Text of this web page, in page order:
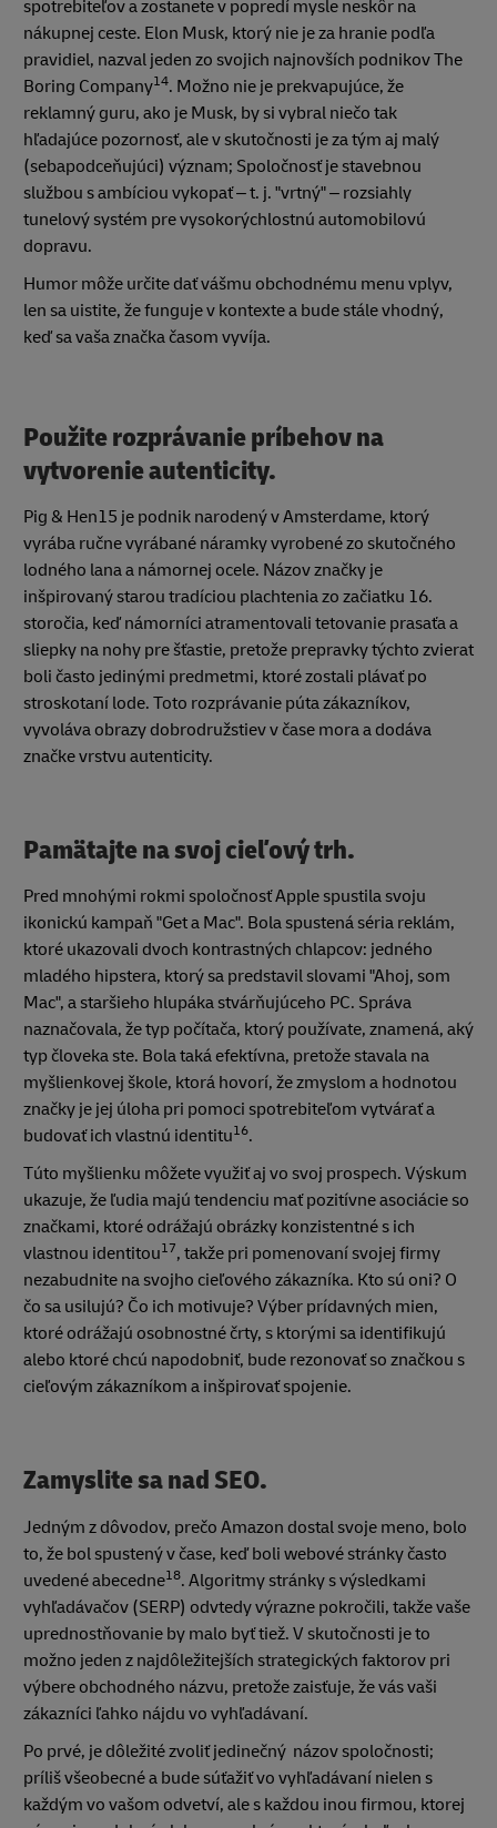
spotrebiteľov a zostanete v popredí mysle neskôr na
nákupnej ceste. Elon Musk, ktorý nie je za hranie podľa
pravidiel, nazval jeden zo svojich najnovších podnikov The
Boring Company14. Možno nie je prekvapujúce, že
reklamný guru, ako je Musk, by si vybral niečo tak
hľadajúce pozornosť, ale v skutočnosti je za tým aj malý
(sebapodceňujúci) význam; Spoločnosť je stavebnou
službou s ambíciou vykopať – t. j. "vrtný" – rozsiahly
tunelový systém pre vysokorýchlostnú automobilovú
dopravu.
Humor môže určite dať vášmu obchodnému menu vplyv,
len sa uistite, že funguje v kontexte a bude stále vhodný,
keď sa vaša značka časom vyvíja.
Použite rozprávanie príbehov na
vytvorenie autenticity.
Pig & Hen15 je podnik narodený v Amsterdame, ktorý
vyrába ručne vyrábané náramky vyrobené zo skutočného
lodného lana a námornej ocele. Názov značky je
inšpirovaný starou tradíciou plachtenia zo začiatku 16.
storočia, keď námorníci atramentovali tetovanie prasaťa a
sliepky na nohy pre šťastie, pretože prepravky týchto zvierat
boli často jedinými predmetmi, ktoré zostali plávať po
stroskotaní lode. Toto rozprávanie púta zákazníkov,
vyvoláva obrazy dobrodružstiev v čase mora a dodáva
značke vrstvu autenticity.
Pamätajte na svoj cieľový trh.
Pred mnohými rokmi spoločnosť Apple spustila svoju
ikonickú kampaň "Get a Mac". Bola spustená séria reklám,
ktoré ukazovali dvoch kontrastných chlapcov: jedného
mladého hipstera, ktorý sa predstavil slovami "Ahoj, som
Mac", a staršieho hlupáka stvárňujúceho PC. Správa
naznačovala, že typ počítača, ktorý používate, znamená, aký
typ človeka ste. Bola taká efektívna, pretože stavala na
myšlienkovej škole, ktorá hovorí, že zmyslom a hodnotou
značky je jej úloha pri pomoci spotrebiteľom vytvárať a
budovať ich vlastnú identitu16.
Túto myšlienku môžete využiť aj vo svoj prospech. Výskum
ukazuje, že ľudia majú tendenciu mať pozitívne asociácie so
značkami, ktoré odrážajú obrázky konzistentné s ich
vlastnou identitou17, takže pri pomenovaní svojej firmy
nezabudnite na svojho cieľového zákazníka. Kto sú oni? O
čo sa usilujú? Čo ich motivuje? Výber prídavných mien,
ktoré odrážajú osobnostné črty, s ktorými sa identifikujú
alebo ktoré chcú napodobniť, bude rezonovať so značkou s
cieľovým zákazníkom a inšpirovať spojenie.
Zamyslite sa nad SEO.
Jedným z dôvodov, prečo Amazon dostal svoje meno, bolo
to, že bol spustený v čase, keď boli webové stránky často
uvedené abecedne18. Algoritmy stránky s výsledkami
vyhľadávačov (SERP) odvtedy výrazne pokročili, takže vaše
uprednostňovanie by malo byť tiež. V skutočnosti je to
možno jeden z najdôležitejších strategických faktorov pri
výbere obchodného názvu, pretože zaisťuje, že vás vaši
zákazníci ľahko nájdu vo vyhľadávaní.
Po prvé, je dôležité zvoliť jedinečný názov spoločnosti;
príliš všeobecné a bude súťažiť vo vyhľadávaní nielen s
každým vo vašom odvetví, ale s každou inou firmou, ktorej